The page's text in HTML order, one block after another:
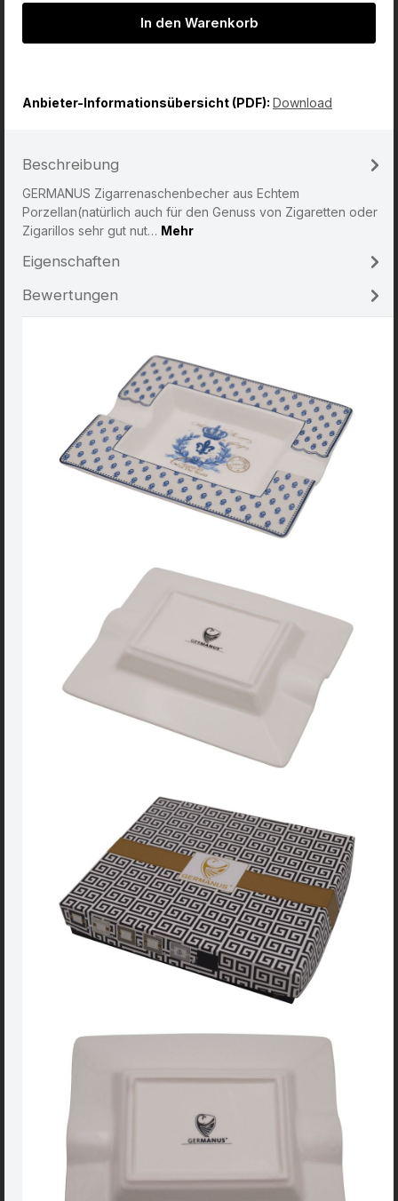
In den Warenkorb
Anbieter-Informationsübersicht (PDF): Download
Beschreibung
GERMANUS Zigarrenaschenbecher aus Echtem
Porzellan(natürlich auch für den Genuss von Zigaretten oder
Zigarillos sehr gut nut… Mehr
Eigenschaften
Bewertungen